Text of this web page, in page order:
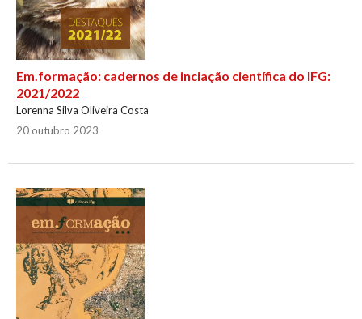
Em.formação: cadernos de inciação científica do IFG:
2021/2022
Lorenna Silva Oliveira Costa
20 outubro 2023